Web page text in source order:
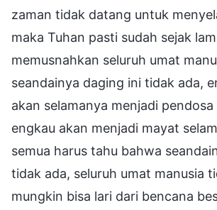
zaman tidak datang untuk
maka Tuhan pasti sudah sejak
memusnahkan seluruh umat
seandainya daging ini tidak ada,
akan selamanya menjadi
engkau akan menjadi mayat
semua harus tahu bahwa
tidak ada, seluruh umat manusia
mungkin bisa lari dari bencana